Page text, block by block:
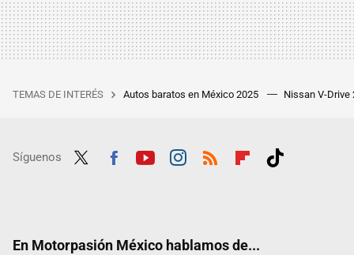
TEMAS DE INTERÉS Autos baratos en México 2025 Nissan V-Drive
Síguenos
En Motorpasión México hablamos de...